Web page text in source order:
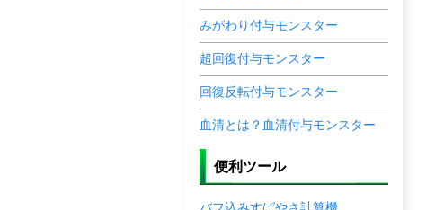
みがわり付与モンスター
超回復付与モンスター
回復反転付与モンスター
血清とは？血清付与モンスター
便利ツール